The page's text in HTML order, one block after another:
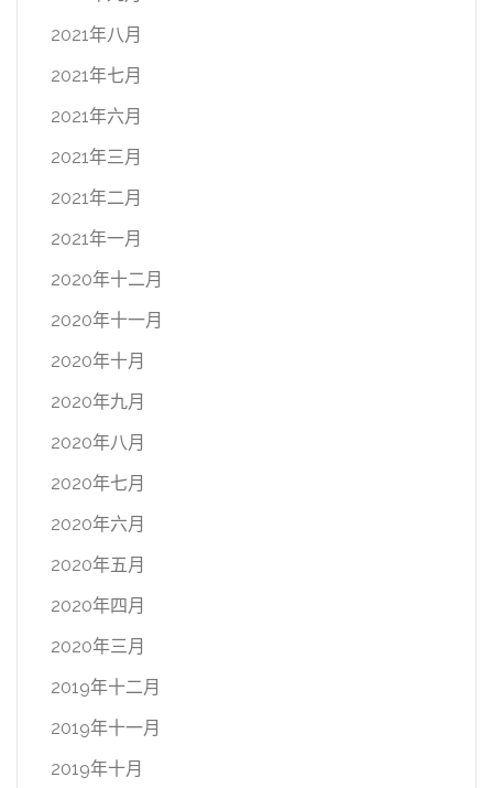
2021年八月
2021年七月
2021年六月
2021年三月
2021年二月
2021年一月
2020年十二月
2020年十一月
2020年十月
2020年九月
2020年八月
2020年七月
2020年六月
2020年五月
2020年四月
2020年三月
2019年十二月
2019年十一月
2019年十月